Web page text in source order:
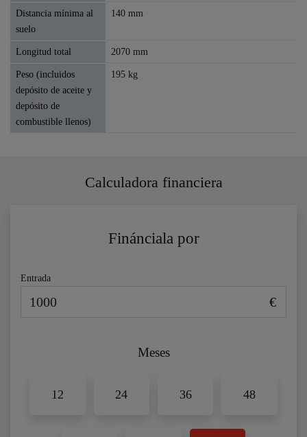
Distancia mínima al
suelo
140 mm
Longitud total 2070 mm
Peso (incluidos
depósito de aceite y
depósito de
combustible llenos)
195 kg
Calculadora financiera
Finánciala por
Entrada
€
Meses
12 24 36 48